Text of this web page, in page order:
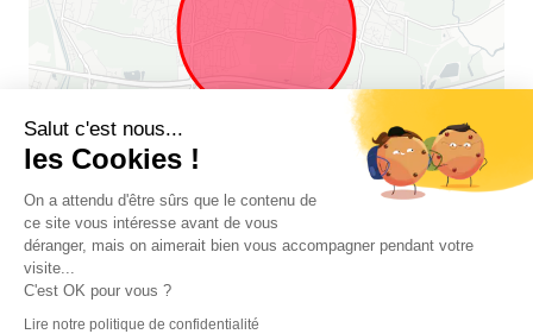
Salut c'est nous...
les Cookies !
On a attendu d'être sûrs que le contenu de
ce site vous intéresse avant de vous
déranger, mais on aimerait bien vous accompagner pendant votre
visite...
C'est OK pour vous ?
Lire notre politique de confidentialité